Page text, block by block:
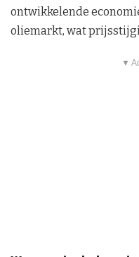
ontwikkelende
oliemarkt, wat
▼